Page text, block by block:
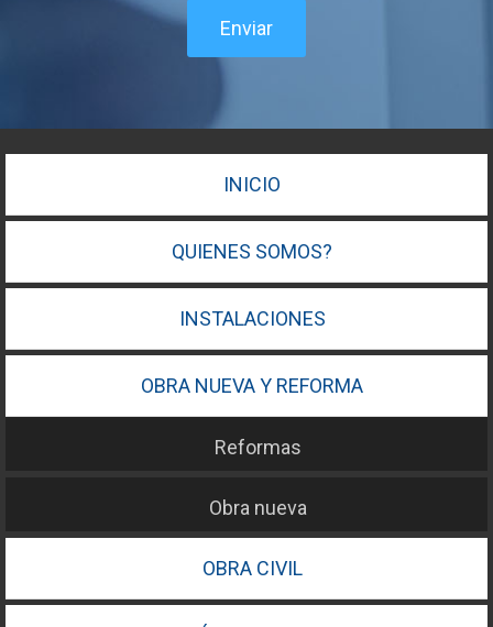
Enviar
INICIO
QUIENES SOMOS?
INSTALACIONES
OBRA NUEVA Y REFORMA
Reformas
Obra nueva
OBRA CIVIL